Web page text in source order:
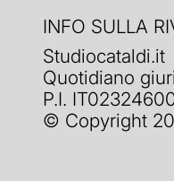
INFO SULLA
Studiocataldi.it
Quotidiano
P.I.
© Copyright